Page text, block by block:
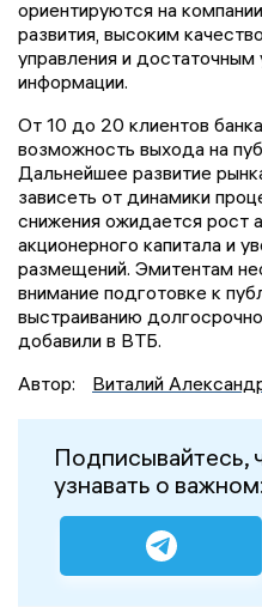
ориентируются на
развития, высоким
управления и
информации.
От 10 до 20 клиентов
возможность выхода на
Дальнейшее развитие
зависеть от динамики
снижения ожидается рост
акционерного капитала и
размещений. Эмитентам
внимание подготовке к
выстраиванию
добавили в ВТБ.
Автор:
Виталий
Подписывайтесь,
узнавать о важном: